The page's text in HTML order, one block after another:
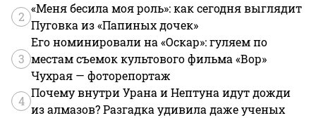
2
«Меня бесила моя роль»: как сегодня выглядит
Пуговка из «Папиных дочек»
3
Его номинировали на «Оскар»: гуляем по
местам съемок культового фильма «Вор»
Чухрая — фоторепортаж
4
Почему внутри Урана и Нептуна идут дожди
из алмазов? Разгадка удивила даже ученых